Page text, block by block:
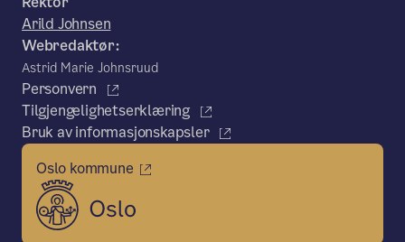
Arild Johnsen
Webredaktør:
Astrid Marie Johnsruud
Personvern
Tilgjengelighetserklæring
Bruk av informasjonskapsler
Oslo kommune